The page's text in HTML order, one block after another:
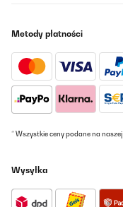
Metody płatności
* Wszystkie ceny podane na
Wysyłka